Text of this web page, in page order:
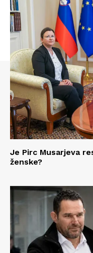
Je Pirc Musarjeva
ženske?